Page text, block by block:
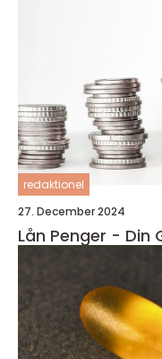
redaktionel
27. December 2024
Lån Penger - Din